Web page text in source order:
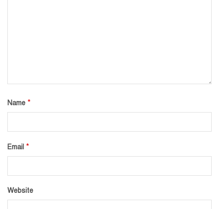
Name *
Email *
Website